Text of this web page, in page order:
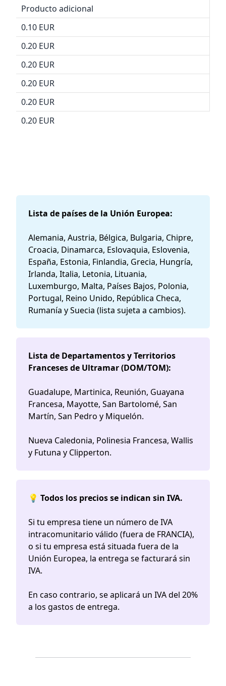
Producto adicional
0.10 EUR
0.20 EUR
0.20 EUR
0.20 EUR
0.20 EUR
0.20 EUR
Lista de países de la Unión Europea:
Alemania, Austria, Bélgica, Bulgaria, Chipre,
Croacia, Dinamarca, Eslovaquia, Eslovenia,
España, Estonia, Finlandia, Grecia, Hungría,
Irlanda, Italia, Letonia, Lituania,
Luxemburgo, Malta, Países Bajos, Polonia,
Portugal, Reino Unido, República Checa,
Rumanía y Suecia (lista sujeta a cambios).
Lista de Departamentos y Territorios
Franceses de Ultramar (DOM/TOM):
Guadalupe, Martinica, Reunión, Guayana
Francesa, Mayotte, San Bartolomé, San
Martín, San Pedro y Miquelón.
Nueva Caledonia, Polinesia Francesa, Wallis
y Futuna y Clipperton.
💡 Todos los precios se indican sin IVA.
Si tu empresa tiene un número de IVA
intracomunitario válido (fuera de FRANCIA),
o si tu empresa está situada fuera de la
Unión Europea, la entrega se facturará sin
IVA.
En caso contrario, se aplicará un IVA del 20%
a los gastos de entrega.